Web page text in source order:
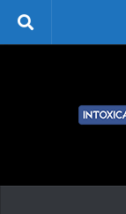
Skip to content